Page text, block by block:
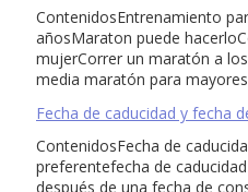
ContenidosEntrenamiento
añosMaraton puede
mujerCorrer un maratón a
media maratón para
Fecha de caducidad y fecha
ContenidosFecha de
preferentefecha de
después de una fecha de